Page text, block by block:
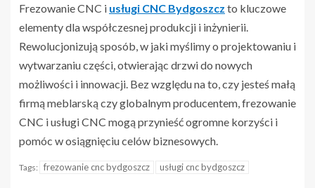
Frezowanie CNC i usługi CNC Bydgoszcz to kluczowe
elementy dla współczesnej produkcji i inżynierii.
Rewolucjonizują sposób, w jaki myślimy o projektowaniu i
wytwarzaniu części, otwierając drzwi do nowych
możliwości i innowacji. Bez względu na to, czy jesteś małą
firmą meblarską czy globalnym producentem, frezowanie
CNC i usługi CNC mogą przynieść ogromne korzyści i
pomóc w osiągnięciu celów biznesowych.
Tags: frezowanie cnc bydgoszcz usługi cnc bydgoszcz